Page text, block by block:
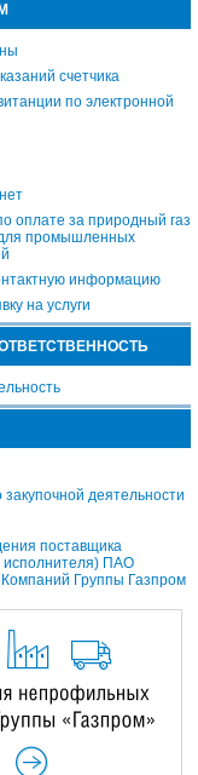
счетчика
по электронной
оплате за природный газ
промышленных
информацию
на услуги
деятельности
поставщика
исполнителя) ПАО
Группы Газпром